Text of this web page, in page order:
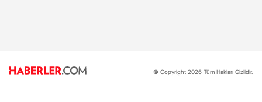
© Copyright 2026 Tüm Hakları Gizlidir.